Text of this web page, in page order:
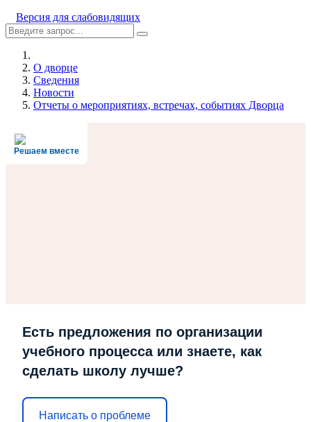
Версия для слабовидящих
О дворце
Сведения
Новости
Отчеты о мероприятиях, встречах, событиях Дворца
Решаем вместе
Есть предложения по организации
учебного процесса или знаете, как
сделать школу лучше?
Написать о проблеме